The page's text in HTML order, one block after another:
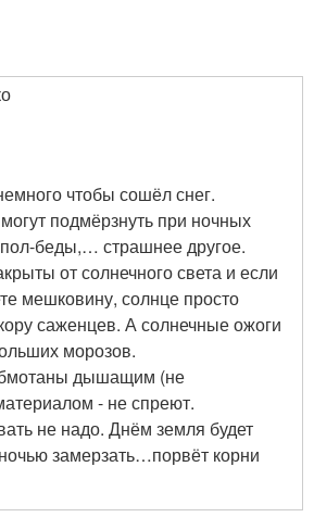
чтобы сошёл снег.
подмёрзнуть при ночных
беды,… страшнее другое.
от солнечного света и если
мешковину, солнце просто
саженцев. А солнечные ожоги
морозов.
дышащим (не
- не спреют.
не надо. Днём земля будет
замерзать…порвёт корни